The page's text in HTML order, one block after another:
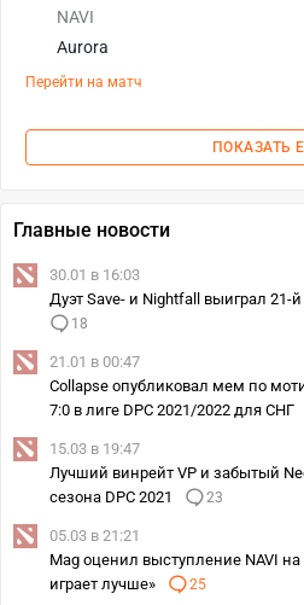
NAVI
Aurora
Перейти на матч
ПОКАЗАТЬ
Главные новости
30.01 в 16:03
Дуэт Save- и Nightfall выиграл 21-
18
21.01 в 00:47
Collapse опубликовал мем по
7:0 в лиге DPC 2021/2022 для СНГ
15.03 в 19:47
Лучший винрейт VP и забытый
сезона DPC 2021
23
05.03 в 21:21
Mag оценил выступление NAVI на
играет лучше»
25